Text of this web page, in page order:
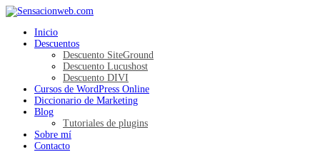
Inicio
Descuentos
Descuento SiteGround
Descuento Lucushost
Descuento DIVI
Cursos de WordPress Online
Diccionario de Marketing
Blog
Tutoriales de plugins
Sobre mí
Contacto